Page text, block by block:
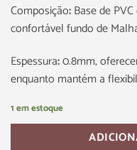
Composição:Base de
confortável fundo de
Espessura:0.8mm,
enquanto mantém a
1 em estoque